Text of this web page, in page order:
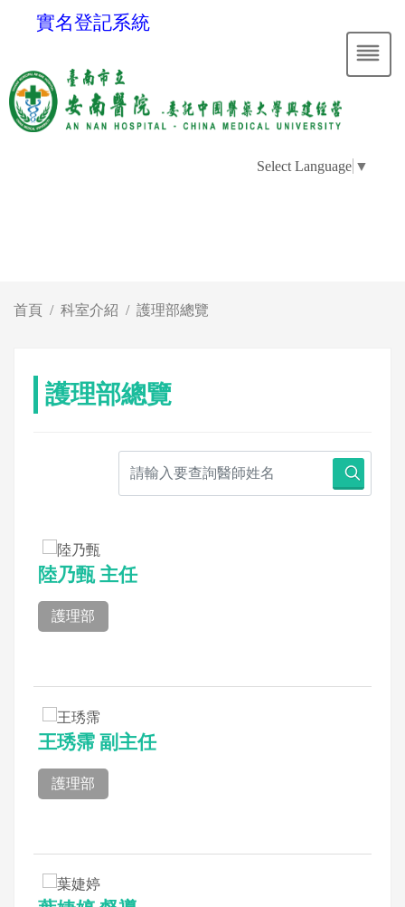
實名登記系統
Select Language ▼
首頁 科室介紹 護理部總覽
護理部總覽
陸乃甄 主任
護理部
王琇霈 副主任
護理部